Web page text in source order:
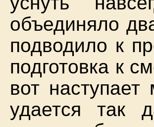
объединяло
подводило к
подготовка к
вот
удается так